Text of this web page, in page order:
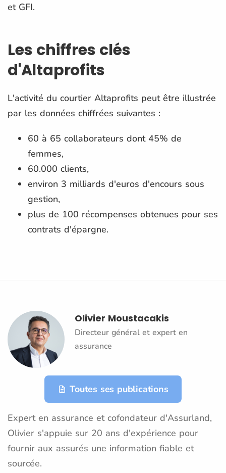
et GFI.
Les chiffres clés
d'Altaprofits
L'activité du courtier Altaprofits peut être illustrée
par les données chiffrées suivantes :
60 à 65 collaborateurs dont 45% de
femmes,
60.000 clients,
environ 3 milliards d'euros d'encours sous
gestion,
plus de 100 récompenses obtenues pour ses
contrats d'épargne.
Olivier Moustacakis
Directeur général et expert en
assurance
Toutes ses publications
Expert en assurance et cofondateur d'Assurland,
Olivier s'appuie sur 20 ans d'expérience pour
fournir aux assurés une information fiable et
sourcée.